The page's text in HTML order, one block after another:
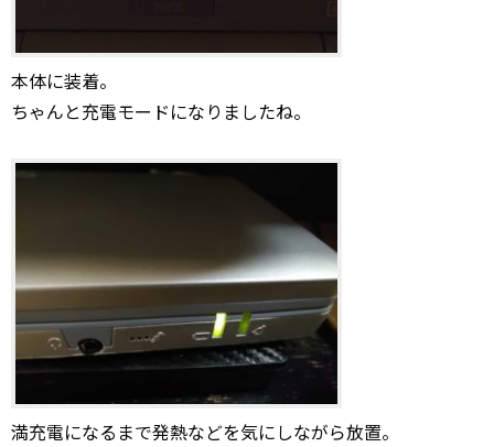
本体に装着。
ちゃんと充電モードになりましたね。
満充電になるまで発熱などを気にしながら放置。